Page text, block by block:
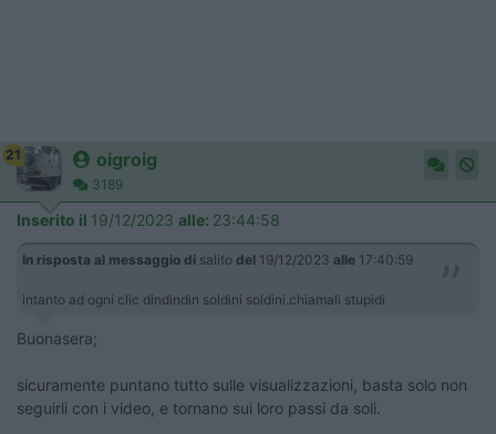
21 oigroig
3189
Inserito il 19/12/2023 alle: 23:44:58
In risposta al messaggio di salito del 19/12/2023 alle 17:40:59
intanto ad ogni clic dindindin soldini soldini.chiamali stupidi
Buonasera;
sicuramente puntano tutto sulle visualizzazioni, basta solo non
seguirli con i video, e tornano sui loro passi da soli.